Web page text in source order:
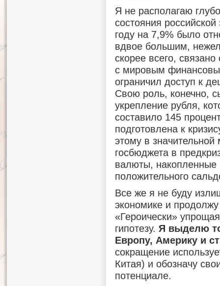
Я не располагаю
состояния
году на 7,9% было
вдвое большим,
скорее всего,
с мировым
ограничил доступ к
Свою роль, конечно,
укрепление рубля,
составило 145
подготовлена к
этому в
госбюджета в
валюты, накопленные
положительного
Все же я не буду
экономике и
«Героически»
гипотезу. Я выделю
Европу, Америку и
сокращение
Китая) и обозначу
потенциале.